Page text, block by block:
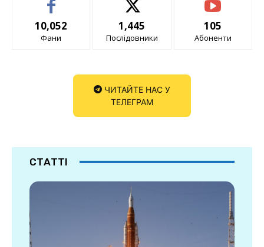
10,052
Фани
1,445
Послідовники
105
Абоненти
ЧИТАЙТЕ НАС У
ТЕЛЕГРАМ
СТАТТІ